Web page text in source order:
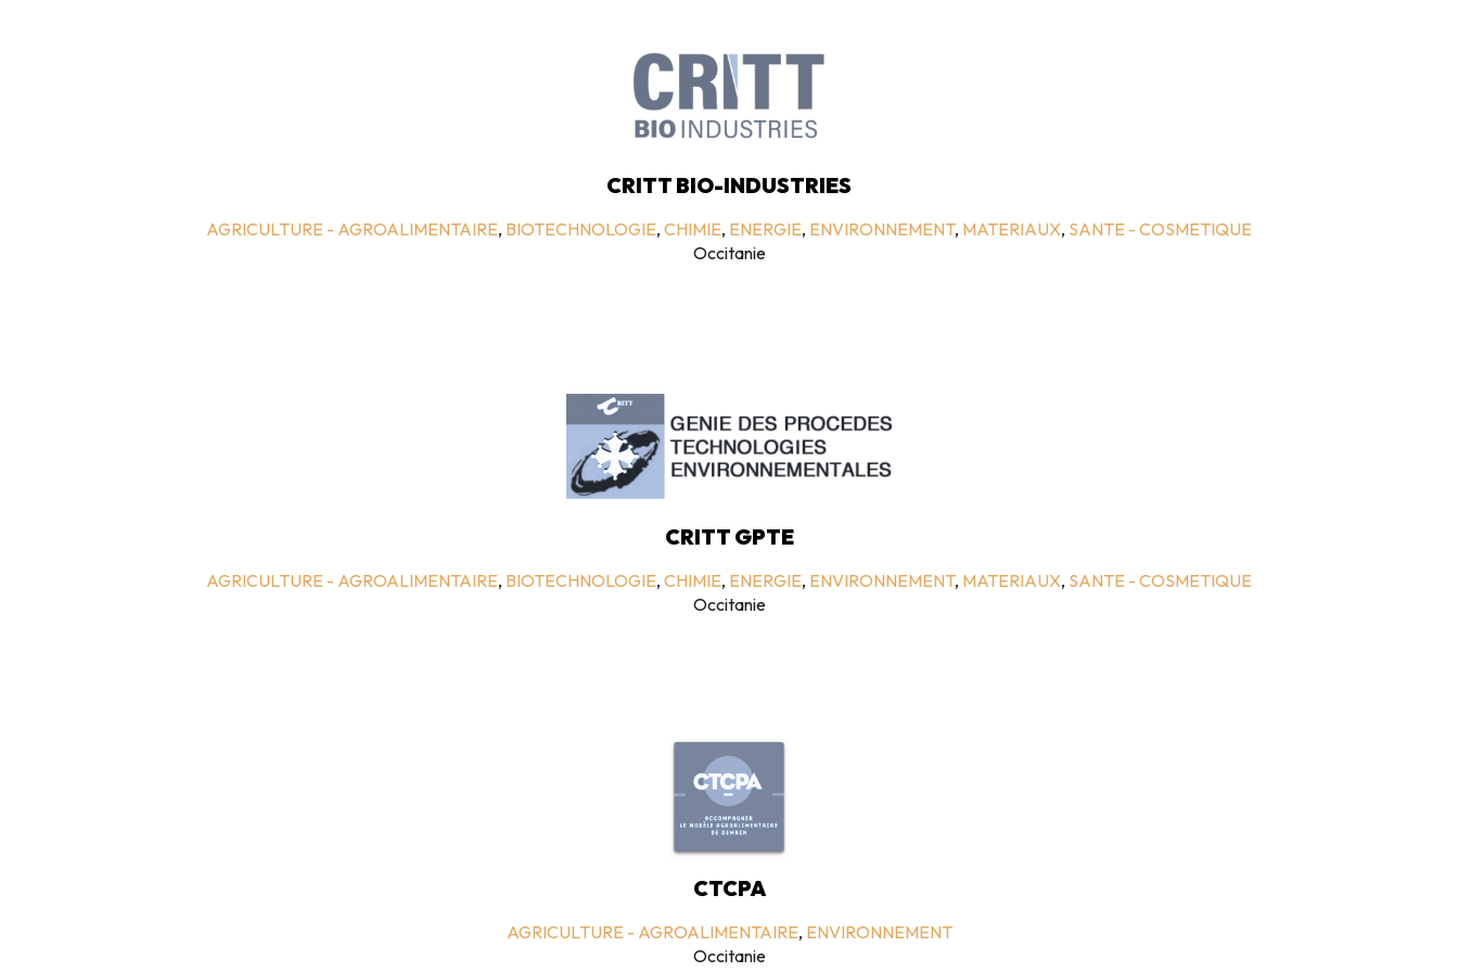
CRITT BIO-INDUSTRIES
AGRICULTURE - AGROALIMENTAIRE, BIOTECHNOLOGIE, CHIMIE, ENERGIE, ENVIRONNEMENT, MATERIAUX, SANTE - COSMETIQUE
Occitanie
CRITT GPTE
AGRICULTURE - AGROALIMENTAIRE, BIOTECHNOLOGIE, CHIMIE, ENERGIE, ENVIRONNEMENT, MATERIAUX, SANTE - COSMETIQUE
Occitanie
CTCPA
AGRICULTURE - AGROALIMENTAIRE, ENVIRONNEMENT
Occitanie